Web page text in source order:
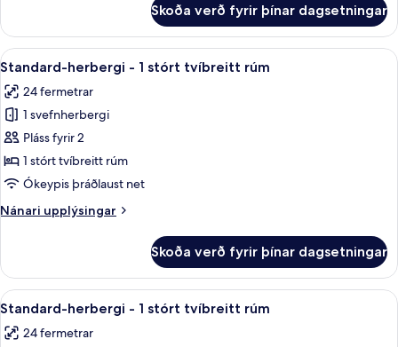
með
svefnsófa
svíta
1
tvíbreitt
rúm
svefnsófa
Skoða verð fyrir þínar dagsetningar
Skoða
allar
myndir
fyrir
Standard-
herbergi
-
stórt
Míníbar, öryggishólf í herbergi,
6
Standard-herbergi - 1 stórt tvíbreitt rúm
24 fermetrar
1 svefnherbergi
Pláss fyrir 2
1 stórt tvíbreitt rúm
Ókeypis þráðlaust net
Nánari upplýsingar
Nánari
herbergi
1
tvíbreitt
Skoða verð fyrir þínar dagsetningar
Skoða
allar
myndir
Standard-herbergi - 1 stórt tvíbreitt
4
Standard-herbergi - 1 stórt tvíbreitt rúm
24 fermetrar